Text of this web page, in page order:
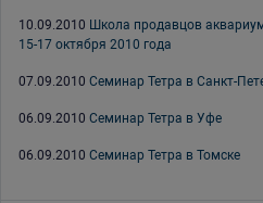
10.09.2010 Школа продавцов
15-17 октября 2010 года
07.09.2010 Семинар Тетра в Санкт-
06.09.2010 Семинар Тетра в Уфе
06.09.2010 Семинар Тетра в Томске